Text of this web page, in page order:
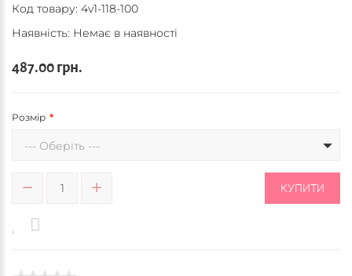
Код товару: 4v1-118-100
Наявність: Немає в наявності
487.00 грн.
Розмір
--- Оберіть ---
КУПИТИ